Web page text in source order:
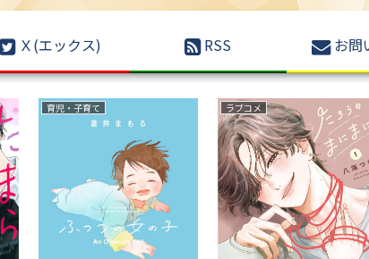
Ｘ(エックス) RSS お問
サスペンス ファンタジー